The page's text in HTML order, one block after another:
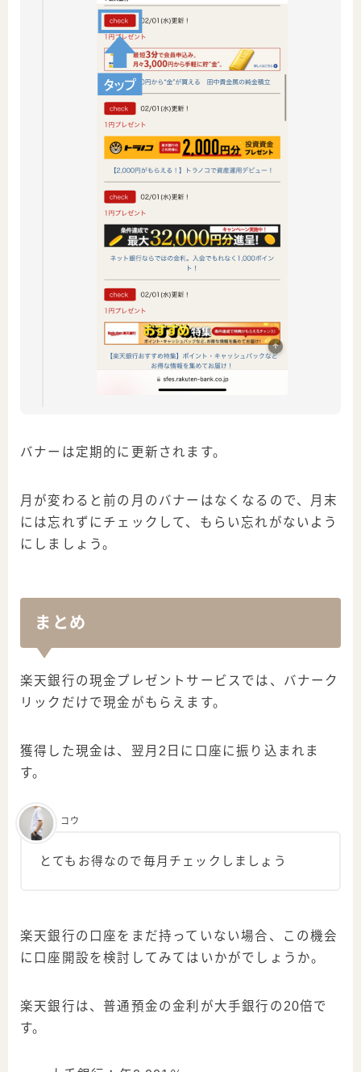
バナーは定期的に更新されます。
月が変わると前の月のバナーはなくなるので、月末
には忘れずにチェックして、もらい忘れがないよう
にしましょう。
まとめ
楽天銀行の現金プレゼントサービスでは、バナーク
リックだけで現金がもらえます。
獲得した現金は、翌月2日に口座に振り込まれま
す。
とてもお得なので毎月チェックしましょう
コウ
楽天銀行の口座をまだ持っていない場合、この機会
に口座開設を検討してみてはいかがでしょうか。
楽天銀行は、普通預金の金利が大手銀行の20倍で
す。